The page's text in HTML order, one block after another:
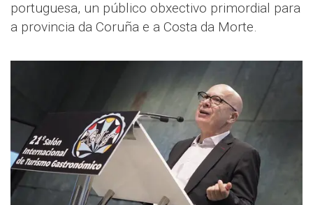
portuguesa, un público obxectivo primordial para
a provincia da Coruña e a Costa da Morte.